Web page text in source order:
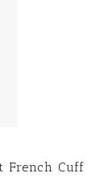
French Cuff